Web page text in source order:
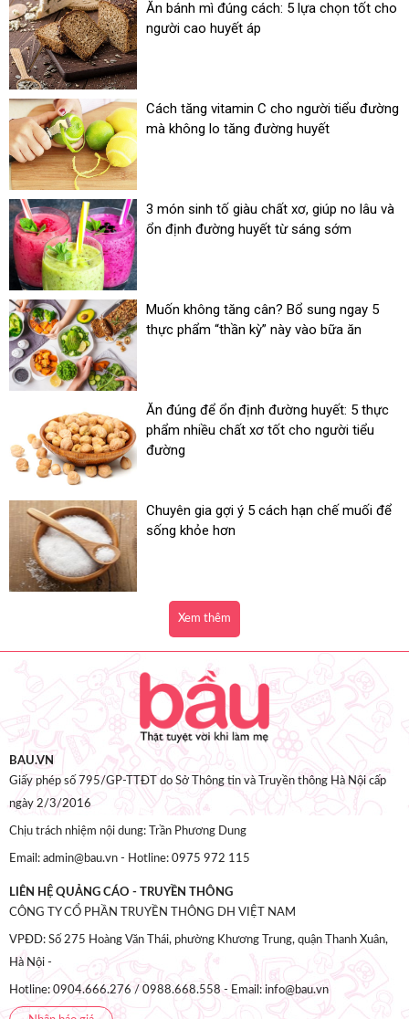
Ăn bánh mì đúng cách: 5 lựa chọn tốt cho
người cao huyết áp
Cách tăng vitamin C cho người tiểu đường
mà không lo tăng đường huyết
3 món sinh tố giàu chất xơ, giúp no lâu và
ổn định đường huyết từ sáng sớm
Muốn không tăng cân? Bổ sung ngay 5
thực phẩm “thần kỳ” này vào bữa ăn
Ăn đúng để ổn định đường huyết: 5 thực
phẩm nhiều chất xơ tốt cho người tiểu
đường
Chuyên gia gợi ý 5 cách hạn chế muối để
sống khỏe hơn
Xem thêm
BAU.VN
Giấy phép số 795/GP-TTĐT do Sở Thông tin và Truyền thông Hà Nội cấp
ngày 2/3/2016
Chịu trách nhiệm nội dung: Trần Phương Dung
Email: admin@bau.vn - Hotline: 0975 972 115
LIÊN HỆ QUẢNG CÁO - TRUYỀN THÔNG
CÔNG TY CỔ PHẦN TRUYỀN THÔNG DH VIỆT NAM
VPĐD: Số 275 Hoàng Văn Thái, phường Khương Trung, quận Thanh Xuân,
Hà Nội -
Hotline: 0904.666.276 / 0988.668.558 - Email: info@bau.vn